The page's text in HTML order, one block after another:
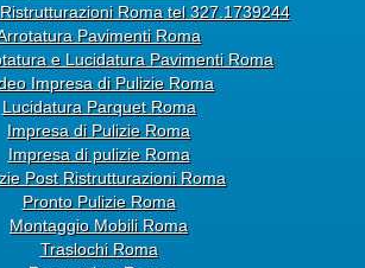
Roma tel 327.1739244
Pavimenti Roma
e Lucidatura Pavimenti Roma
Impresa di Pulizie Roma
Lucidatura Parquet Roma
Impresa di Pulizie Roma
Impresa di pulizie Roma
Post Ristrutturazioni Roma
Pronto Pulizie Roma
Montaggio Mobili Roma
Traslochi Roma